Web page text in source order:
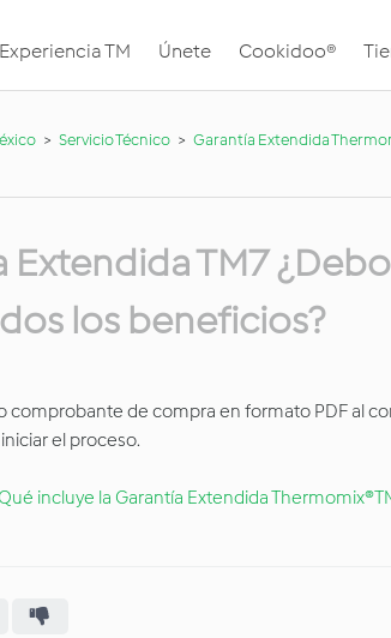
Experiencia TM Únete Cookidoo®
Servicio Técnico Garantía Extendida
Extendida TM7
los beneficios?
comprobante de compra en formato PDF al
el proceso.
incluye la Garantía Extendida